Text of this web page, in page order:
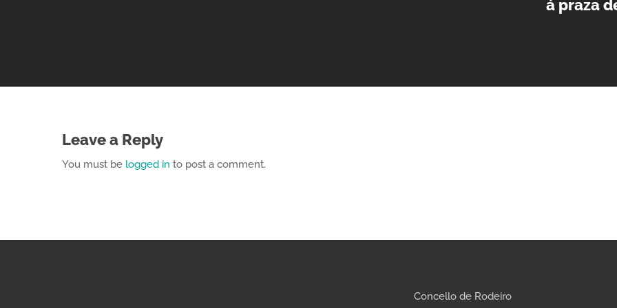
á praza
Leave a Reply
You must be logged in to post a comment.
Concello de Rodeiro